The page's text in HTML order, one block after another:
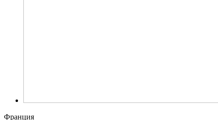
Франция